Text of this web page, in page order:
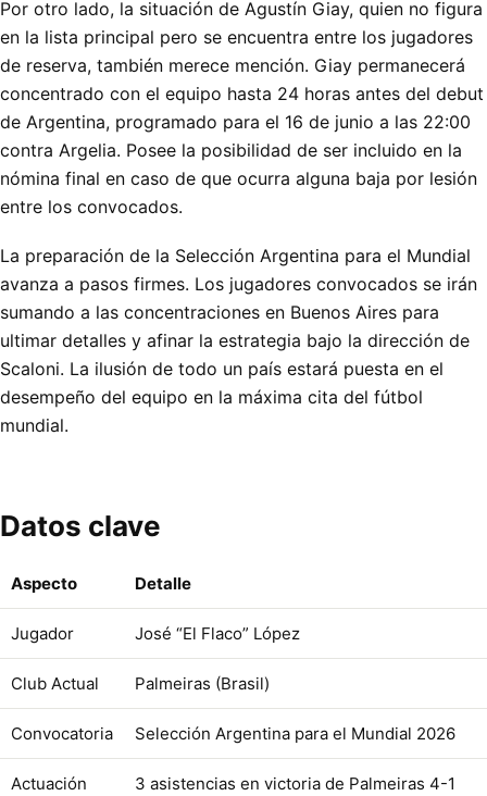
Por otro lado, la situación de Agustín Giay, quien no figura
en la lista principal pero se encuentra entre los jugadores
de reserva, también merece mención. Giay permanecerá
concentrado con el equipo hasta 24 horas antes del debut
de Argentina, programado para el 16 de junio a las 22:00
contra Argelia. Posee la posibilidad de ser incluido en la
nómina final en caso de que ocurra alguna baja por lesión
entre los convocados.
La preparación de la Selección Argentina para el Mundial
avanza a pasos firmes. Los jugadores convocados se irán
sumando a las concentraciones en Buenos Aires para
ultimar detalles y afinar la estrategia bajo la dirección de
Scaloni. La ilusión de todo un país estará puesta en el
desempeño del equipo en la máxima cita del fútbol
mundial.
Datos clave
Aspecto Detalle
Jugador José “El Flaco” López
Club Actual Palmeiras (Brasil)
Convocatoria Selección Argentina para el Mundial 2026
Actuación
3 asistencias en victoria de Palmeiras 4-1